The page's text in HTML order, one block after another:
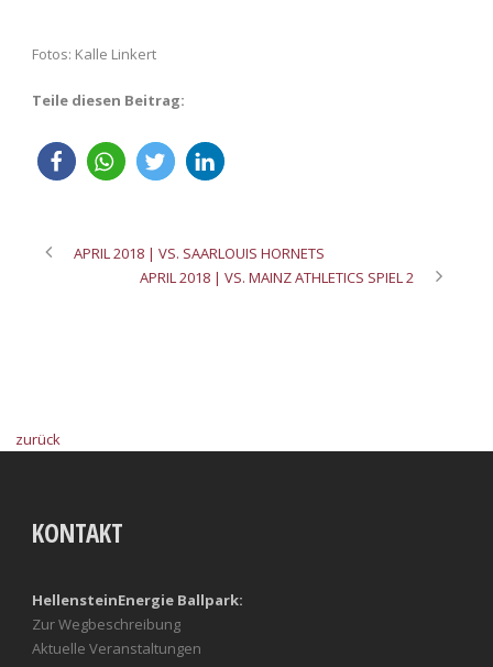
Fotos: Kalle Linkert
Teile diesen Beitrag:
APRIL 2018 | VS. SAARLOUIS HORNETS
APRIL 2018 | VS. MAINZ ATHLETICS SPIEL 2
zurück
KONTAKT
HellensteinEnergie Ballpark:
Zur Wegbeschreibung
Aktuelle Veranstaltungen